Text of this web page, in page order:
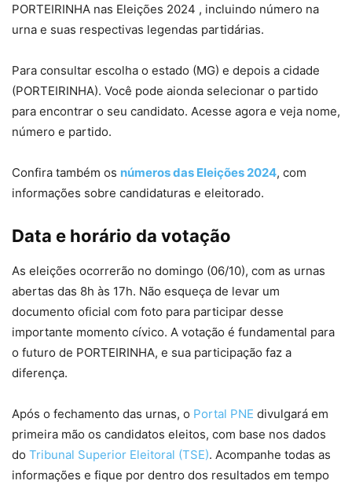
PORTEIRINHA nas Eleições 2024 , incluindo número na
urna e suas respectivas legendas partidárias.
Para consultar escolha o estado (MG) e depois a cidade
(PORTEIRINHA). Você pode aionda selecionar o partido
para encontrar o seu candidato. Acesse agora e veja nome,
número e partido.
Confira também os números das Eleições 2024, com
informações sobre candidaturas e eleitorado.
Data e horário da votação
As eleições ocorrerão no domingo (06/10), com as urnas
abertas das 8h às 17h. Não esqueça de levar um
documento oficial com foto para participar desse
importante momento cívico. A votação é fundamental para
o futuro de PORTEIRINHA, e sua participação faz a
diferença.
Após o fechamento das urnas, o Portal PNE divulgará em
primeira mão os candidatos eleitos, com base nos dados
do Tribunal Superior Eleitoral (TSE). Acompanhe todas as
informações e fique por dentro dos resultados em tempo